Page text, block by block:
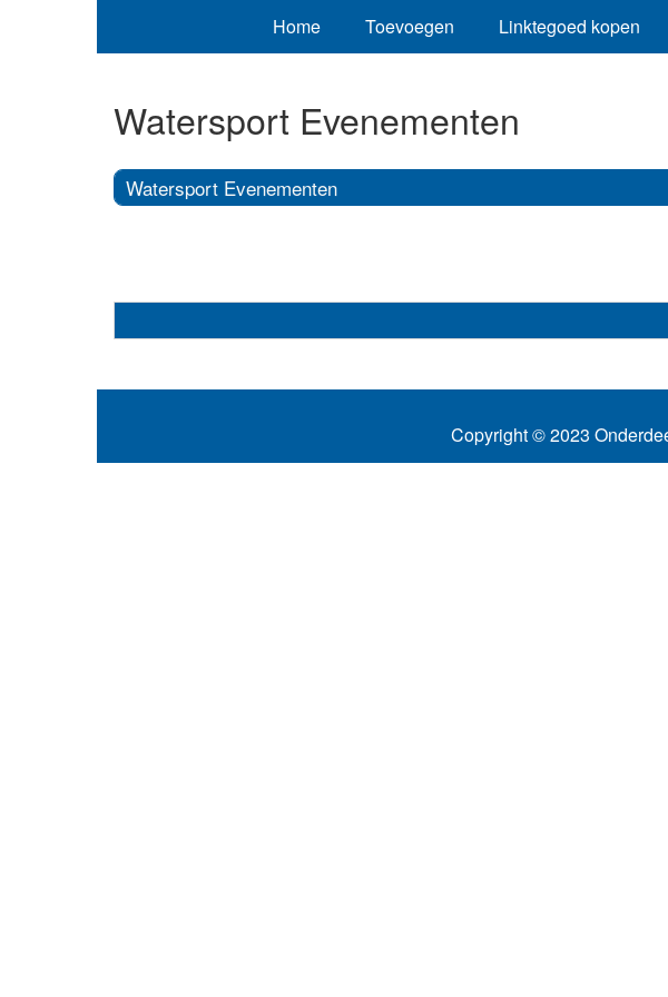
Home Toevoegen Linktegoed kopen
Watersport Evenementen
Watersport Evenementen
Copyright © 2023